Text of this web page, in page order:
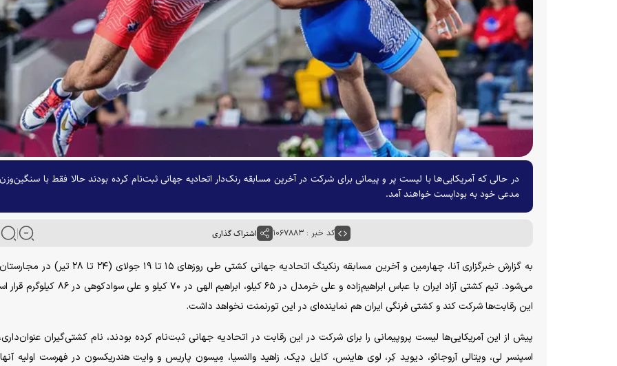
در حالی که آمریکایی‌ها با لیست پر و پیمانی برای شرکت در آخرین مسابقه رنک‌دار اتحادیه جهانی ثبت‌نام کرده بودند حالا فقط با
مدعی خود به بوداپست خواهند آمد.
کد خبر : ۱۰۶۷۸۸۳ اشتراک گذاری
به گزارش خبرگزاری آنا، چهارمین و آخرین مسابقه رنکینگ اتحادیه جهانی کشتی طی روز‌های ۱۵ تا ۱۹
می‌شود. تیم کشتی آزاد ایران با عباس ابراهیم‌زاده و علی خرمدل در ۶۵ کیلو، ابراهیم الهی در ۷۰
این رقابت‌ها شرکت کند و کشتی فرنگی ایران هم نماینده‌ای در این تورنمنت نخواهد داشت.
پیش از این آمریکایی‌ها لیست پروپیمانی را برای شرکت در این رقابت در اتحادیه جهانی ثبت‌نام کرده بودند، نام کشتی‌گیران
اسپنسر لی، ویتالی آروجائو، دیوید کِر، لوی هاینس، کایل دِیک، زاهید والنسیا، مِیسون پاریس و وایت هندریکسون در فهرست اولیه